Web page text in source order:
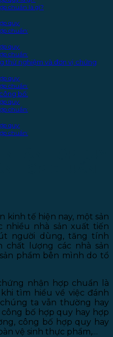
chuẩn là gì?
quy:
chuẩn:
quy:
chuẩn:
thử nghiệm và đơn vị chứng
quy:
chuẩn:
bố:
quy:
chuẩn:
quy:
chuẩn:
kinh tế hiện nay, một sản
nhiều nhà sản xuất tiến
người dùng, tăng tính
chất lượng các nhà sản
phẩm bên mình do tổ
nhận hợp chuẩn là
tìm hiểu về việc đánh
ta vẫn thường hay
bố hợp quy hay hợp
công bố hợp quy hay
vệ sinh thực phẩm,…